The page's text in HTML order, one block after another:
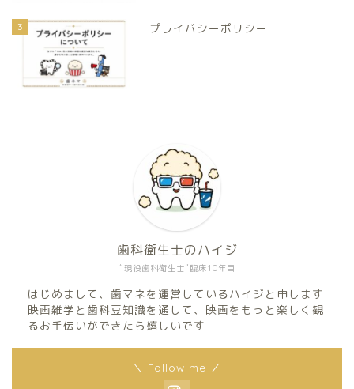
3 プライバシーポリシー
“現役歯科衛生士”臨床10年目
歯科衛生士のハイジ
はじめまして、歯マネを運営しているハイジと申します
映画雑学と歯科豆知識を通して、映画をもっと楽しく観
るお手伝いができたら嬉しいです
＼ Follow me ／